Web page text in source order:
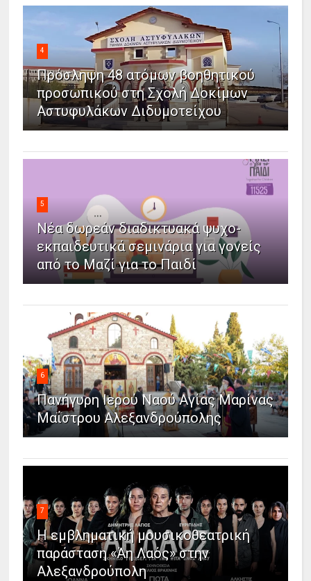
4
Πρόσληψη 48 ατόμων βοηθητικού
προσωπικού στη Σχολή Δοκίμων
Αστυφυλάκων Διδυμοτείχου
5
Νέα δωρεάν διαδικτυακά ψυχο-
εκπαιδευτικά σεμινάρια για γονείς
από το Μαζί για το Παιδί
6
Πανήγυρη Ιερού Ναού Αγίας Μαρίνας
Μαΐστρου Αλεξανδρούπολης
7
Η εμβληματική μουσικοθεατρική
παράσταση «Άη Λαός» στην
Αλεξανδρούπολη